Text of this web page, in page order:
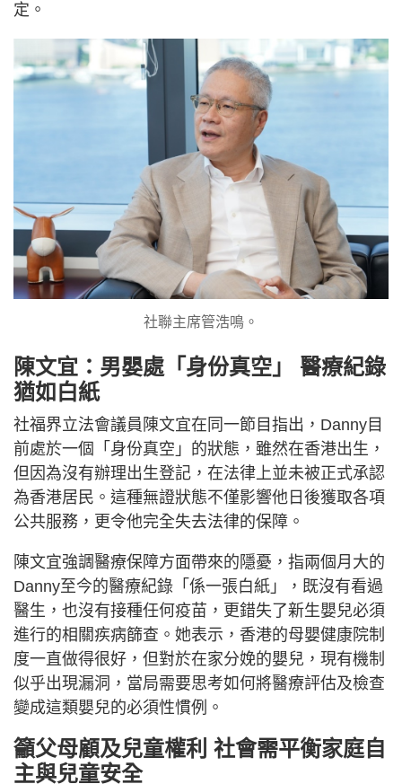
定。
社聯主席管浩鳴。
陳文宜：男嬰處「身份真空」 醫療紀錄
猶如白紙
社福界立法會議員陳文宜在同一節目指出，Danny目
前處於一個「身份真空」的狀態，雖然在香港出生，
但因為沒有辦理出生登記，在法律上並未被正式承認
為香港居民。這種無證狀態不僅影響他日後獲取各項
公共服務，更令他完全失去法律的保障。
陳文宜強調醫療保障方面帶來的隱憂，指兩個月大的
Danny至今的醫療紀錄「係一張白紙」，既沒有看過
醫生，也沒有接種任何疫苗，更錯失了新生嬰兒必須
進行的相關疾病篩查。她表示，香港的母嬰健康院制
度一直做得很好，但對於在家分娩的嬰兒，現有機制
似乎出現漏洞，當局需要思考如何將醫療評估及檢查
變成這類嬰兒的必須性慣例。
籲父母顧及兒童權利 社會需平衡家庭自
主與兒童安全